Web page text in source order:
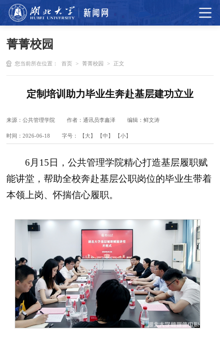
菁菁校园
您当前所在位置： 首页 > 菁菁校园 > 正文
定制培训助力毕业生奔赴基层建功立业
来源：公共管理学院 作者：通讯员李鑫泽 编辑：鲜文涛
时间：2026-06-18 字号： 【大】 【中】 【小】
6月15日，公共管理学院精心打造基层履职赋
能讲堂，帮助全校奔赴基层公职岗位的毕业生带着
本领上岗、怀揣信心履职。